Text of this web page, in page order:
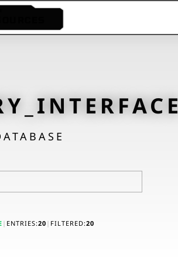
| ENTRIES:20 | FILTERED:20